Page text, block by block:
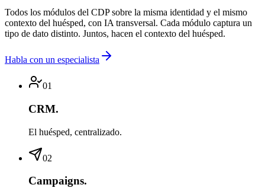
Todos los módulos del CDP sobre la misma identidad y el mismo
contexto del huésped, con IA transversal. Cada módulo captura un
tipo de dato distinto. Juntos, hacen el contexto del huésped.
Habla con un especialista
01
CRM.
El huésped, centralizado.
02
Campaigns.